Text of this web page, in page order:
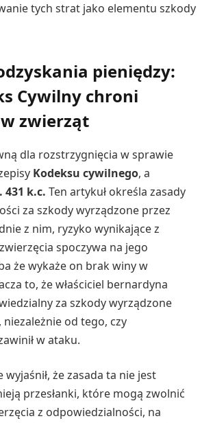
tych strat jako elementu szkody
pieniędzy:
Cywilny chroni
zwierząt
dla rozstrzygnięcia w sprawie
Kodeksu cywilnego, a
431 k.c. Ten artykuł określa zasady
za szkody wyrządzone przez
z nim, ryzyko wynikające z
spoczywa na jego
że wykaże on brak winy w
to, że właściciel bernardyna
za szkody wyrządzone
niezależnie od tego, czy
w ataku.
wyjaśnił, że zasada ta nie jest
przesłanki, które mogą zwolnić
z odpowiedzialności, na